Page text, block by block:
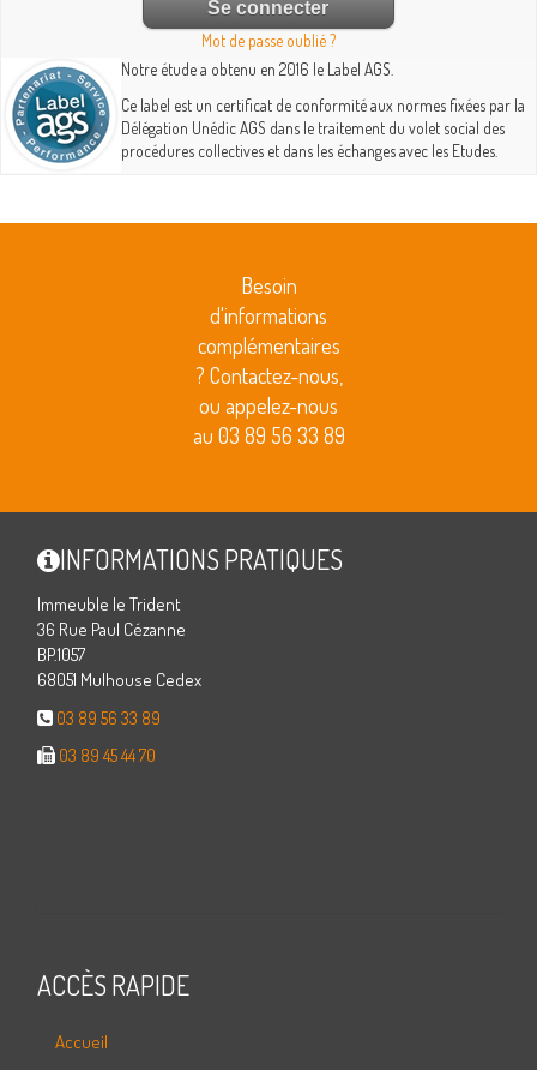
Mot de passe oublié ?
Notre étude a obtenu en 2016 le Label AGS.
Ce label est un certificat de conformité aux normes fixées par la
Délégation Unédic AGS dans le traitement du volet social des
procédures collectives et dans les échanges avec les Etudes.
Besoin
d'informations
complémentaires
? Contactez-nous,
ou appelez-nous
au 03 89 56 33 89
INFORMATIONS PRATIQUES
Immeuble le Trident
36 Rue Paul Cézanne
BP.1057
68051 Mulhouse Cedex
03 89 56 33 89
03 89 45 44 70
ACCÈS RAPIDE
Accueil